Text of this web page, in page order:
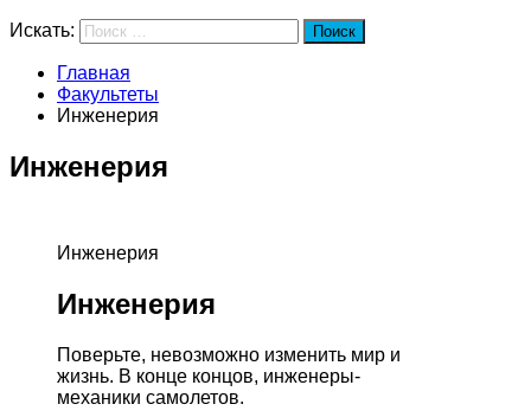
Искать: Поиск
Главная
Факультеты
Инженерия
Инженерия
Инженерия
Инженерия
Поверьте, невозможно изменить мир и
жизнь. В конце концов, инженеры-
механики самолетов.